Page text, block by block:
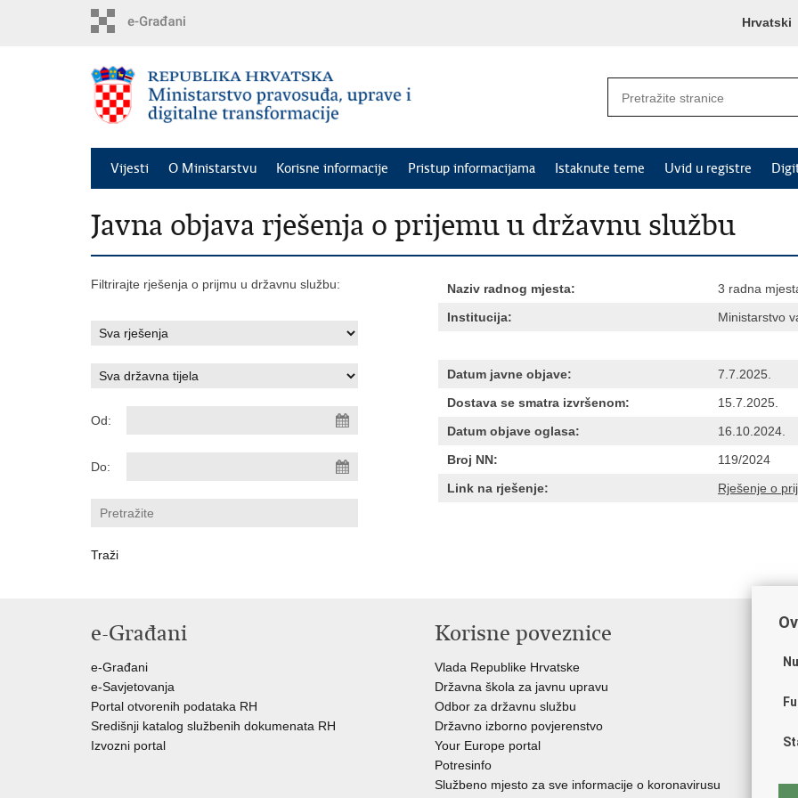
Hrvatski
Vijesti O Ministarstvu Korisne informacije Pristup informacijama Istaknute teme Uvid u registre
Javna objava rješenja o prijemu u državnu službu
Filtrirajte rješenja o prijmu u državnu službu:
Od:
Do:
Naziv radnog mjesta:
3 radna
Institucija:
Ministarstvo
Datum javne objave:
7.7.2025.
Dostava se smatra izvršenom:
15.7.2025.
Datum objave oglasa:
16.10.2024.
Broj NN:
119/2024
Link na rješenje:
Rješenje o
e-Građani
e-Građani
e-Savjetovanja
Portal otvorenih podataka RH
Središnji katalog službenih dokumenata RH
Izvozni portal
Korisne poveznice
Vlada Republike Hrvatske
Državna škola za javnu upravu
Odbor za državnu službu
Državno izborno povjerenstvo
Your Europe portal
Potresinfo
Službeno mjesto za sve informacije o koronavirusu